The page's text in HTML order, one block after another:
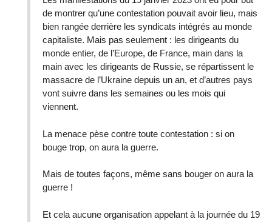
de montrer qu’une contestation pouvait avoir lieu, mais
bien rangée derrière les syndicats intégrés au monde
capitaliste. Mais pas seulement : les dirigeants du
monde entier, de l’Europe, de France, main dans la
main avec les dirigeants de Russie, se répartissent le
massacre de l’Ukraine depuis un an, et d’autres pays
vont suivre dans les semaines ou les mois qui
viennent.
La menace pèse contre toute contestation : si on
bouge trop, on aura la guerre.
Mais de toutes façons, même sans bouger on aura la
guerre !
Et cela aucune organisation appelant à la journée du 19